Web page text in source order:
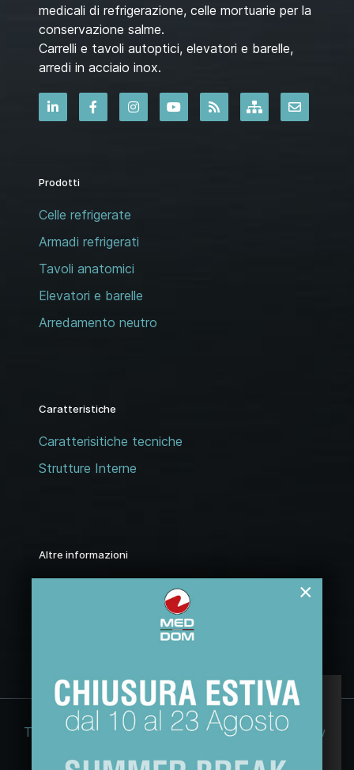
Questo sito web usa esclusivamente cookie
tecnici, per migliorare la tua esperienza di
Non utilizziamo cookie di marketing o di
medicali di refrigerazione, celle mortuarie per la
conservazione salme.
Carrelli e tavoli autoptici, elevatori e barelle,
arredi in acciaio inox.
Prodotti
Celle refrigerate
Armadi refrigerati
Tavoli anatomici
Elevatori e barelle
Arredamento neutro
Caratteristiche
Caratterisitiche tecniche
Strutture Interne
Altre informazioni
Termini e condizioni Note legali Cookie Law
×